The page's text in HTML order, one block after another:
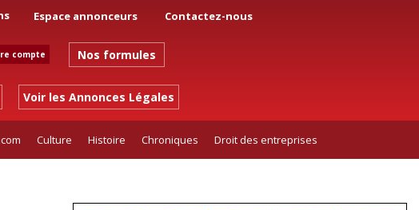
Espace annonceurs Contactez-nous
compte Nos formules
Voir les Annonces Légales
Culture Histoire Chroniques Droit des entreprises